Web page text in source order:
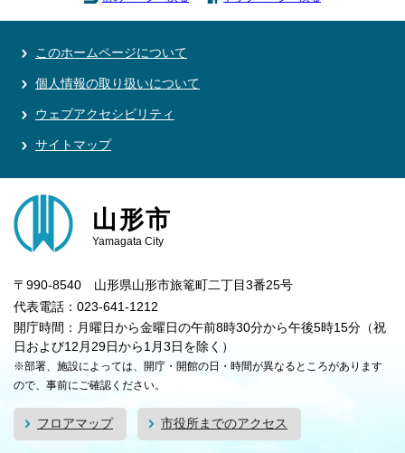
このホームページについて
個人情報の取り扱いについて
ウェブアクセシビリティ
サイトマップ
山形市
Yamagata City
〒990-8540 山形県山形市旅篭町二丁目3番25号
代表電話：023-641-1212
開庁時間：月曜日から金曜日の午前8時30分から午後5時15分（祝
日および12月29日から1月3日を除く）
※部署、施設によっては、開庁・開館の日・時間が異なるところがあります
ので、事前にご確認ください。
フロアマップ 市役所までのアクセス